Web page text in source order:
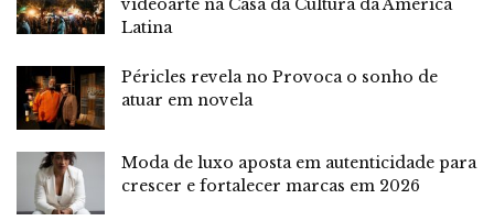
videoarte na Casa da Cultura da América
Latina
Péricles revela no Provoca o sonho de
atuar em novela
Moda de luxo aposta em autenticidade para
crescer e fortalecer marcas em 2026